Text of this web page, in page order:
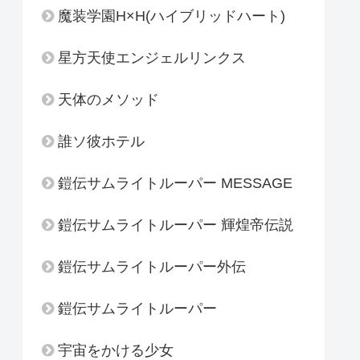
魔装学園H×H(ハイブリッドハート)
星方天使エンジェルリンクス
天体のメソッド
誰ソ彼ホテル
鎧伝サムライトルーパー MESSAGE
鎧伝サムライトルーパー 輝煌帝伝説
鎧伝サムライトルーパー外伝
鎧伝サムライトルーパー
宇宙をかける少女